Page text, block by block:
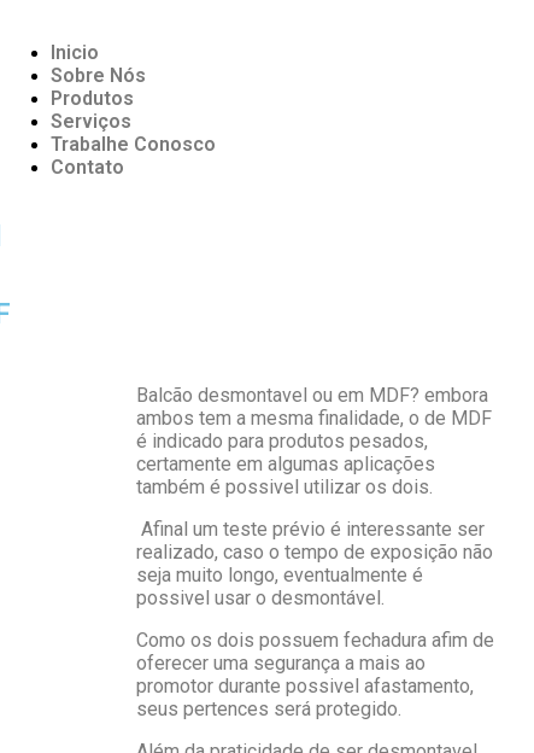
Inicio
Sobre Nós
Produtos
Serviços
Trabalhe Conosco
Contato
Balcão desmontavel ou em MDF? embora
ambos tem a mesma finalidade, o de MDF
é indicado para produtos pesados,
certamente em algumas aplicações
também é possivel utilizar os dois.
Afinal um teste prévio é interessante ser
realizado, caso o tempo de exposição não
seja muito longo, eventualmente é
possivel usar o desmontável.
Como os dois possuem fechadura afim de
oferecer uma segurança a mais ao
promotor durante possivel afastamento,
seus pertences será protegido.